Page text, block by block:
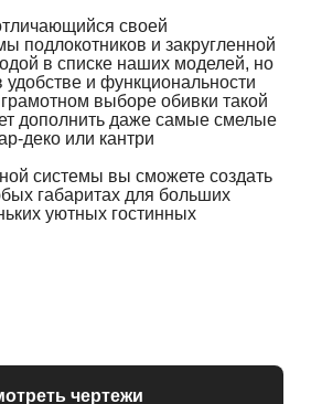
своей
подлокотников и закругленной
в списке наших моделей, но
удобстве и функциональности
выборе обивки такой
дополнить даже самые смелые
деко или кантри
системы вы сможете создать
габаритах для больших
уютных гостинных
чертежи